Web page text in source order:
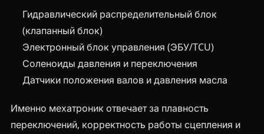
Гидравлический распределительный блок
(клапанный блок)
Электронный блок управления (ЭБУ/TCU)
Соленоиды давления и переключения
Датчики положения валов и давления масла
Именно мехатроник отвечает за плавность
переключений, корректность работы сцепления и